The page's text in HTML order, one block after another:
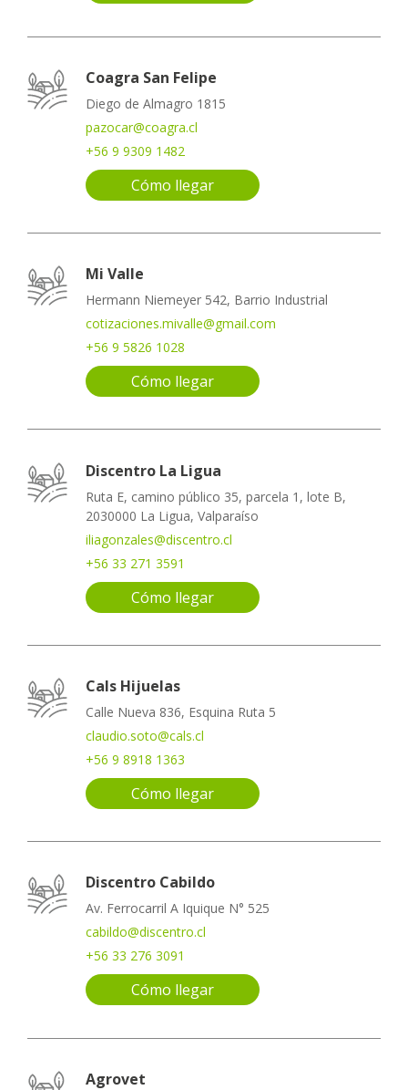
Coagra San Felipe
Diego de Almagro 1815
pazocar@coagra.cl
+56 9 9309 1482
Cómo llegar
Mi Valle
Hermann Niemeyer 542, Barrio Industrial
cotizaciones.mivalle@gmail.com
+56 9 5826 1028
Cómo llegar
Discentro La Ligua
Ruta E, camino público 35, parcela 1, lote B,
2030000 La Ligua, Valparaíso
iliagonzales@discentro.cl
+56 33 271 3591
Cómo llegar
Cals Hijuelas
Calle Nueva 836, Esquina Ruta 5
claudio.soto@cals.cl
+56 9 8918 1363
Cómo llegar
Discentro Cabildo
Av. Ferrocarril A Iquique N° 525
cabildo@discentro.cl
+56 33 276 3091
Cómo llegar
Agrovet